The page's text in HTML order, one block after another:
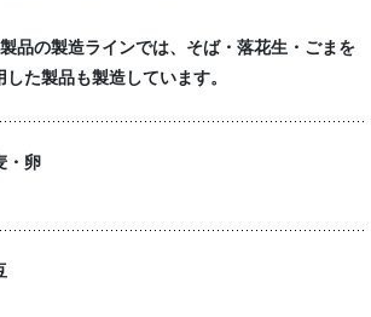
品の製造ラインでは、そば・落花生・ごまを
した製品も製造しています。
・卵